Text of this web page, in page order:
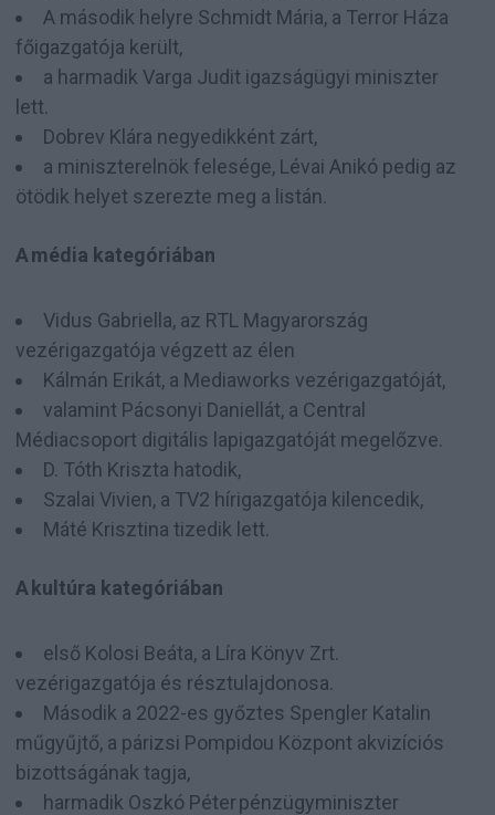
A második helyre Schmidt Mária, a Terror Háza
főigazgatója került,
a harmadik Varga Judit igazságügyi miniszter
lett.
Dobrev Klára negyedikként zárt,
a miniszterelnök felesége, Lévai Anikó pedig az
ötödik helyet szerezte meg a listán.
A média kategóriában
Vidus Gabriella, az RTL Magyarország
vezérigazgatója végzett az élen
Kálmán Erikát, a Mediaworks vezérigazgatóját,
valamint Pácsonyi Daniellát, a Central
Médiacsoport digitális lapigazgatóját megelőzve.
D. Tóth Kriszta hatodik,
Szalai Vivien, a TV2 hírigazgatója kilencedik,
Máté Krisztina tizedik lett.
A kultúra kategóriában
első Kolosi Beáta, a Líra Könyv Zrt.
vezérigazgatója és résztulajdonosa.
Második a 2022-es győztes Spengler Katalin
műgyűjtő, a párizsi Pompidou Központ akvizíciós
bizottságának tagja,
harmadik Oszkó Péter pénzügyminiszter